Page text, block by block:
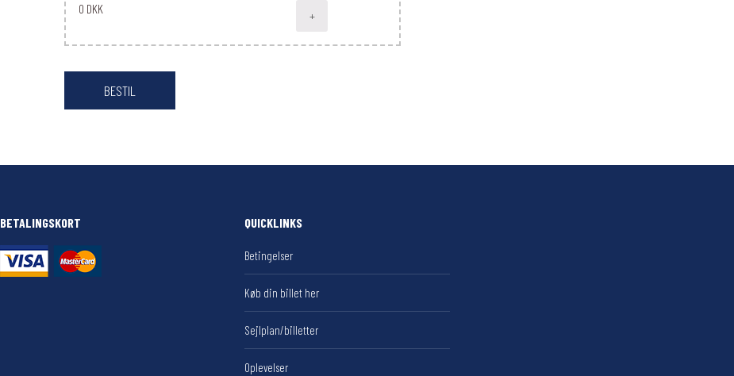
0 DKK
+
BETALINGSKORT QUICKLINKS
Betingelser
Køb din billet her
Sejlplan/billetter
Oplevelser